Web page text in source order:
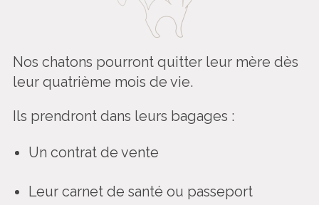
Nos chatons pourront quitter leur mère dès
leur quatrième mois de vie.
Ils prendront dans leurs bagages :
Un contrat de vente
Leur carnet de santé ou passeport